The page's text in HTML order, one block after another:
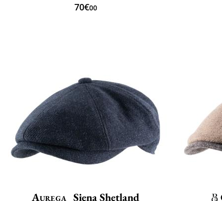
70€00
Aurega Siena Shetland